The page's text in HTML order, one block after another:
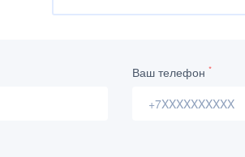
Ваш телефон *